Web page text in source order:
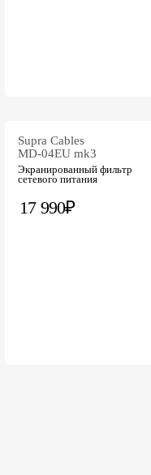
Supra Cables
MD-04EU mk3
Экранированный фильтр
сетевого питания
17 990₽